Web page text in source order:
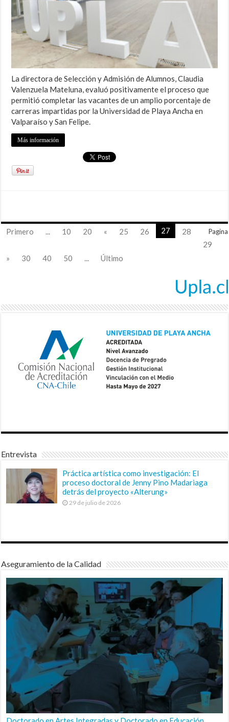
La directora de Selección y Admisión de Alumnos, Claudia
Valenzuela Mateluna, evaluó positivamente el proceso que
permitió completar las vacantes de un amplio porcentaje de
carreras impartidas por la Universidad de Playa Ancha en
Valparaíso y San Felipe.
Más información
Pagina
Primero ... 10 20 « 25 26 27
28
29
»
30 40 50 ... Último
Entrevista
Práctica artística como investigación: El
proceso doctoral de Jenny Pino Madariaga
detrás del proyecto «Alterung»
29 de julio de 2026
Aseguramiento de la Calidad